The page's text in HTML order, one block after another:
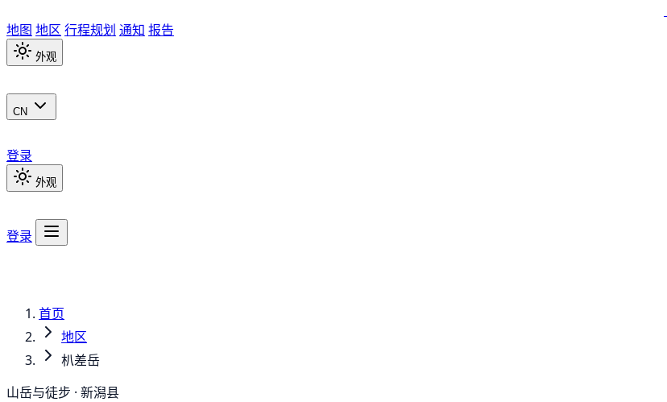
地图 地区 行程规划 通知 报告
外观
CN
登录
外观
登录
首页
地区
朳差岳
山岳与徒步 · 新潟县